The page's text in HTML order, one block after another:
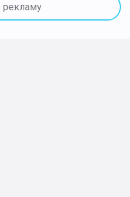
рекламу